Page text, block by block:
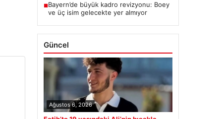
■Bayern’de büyük kadro revizyonu: Boey
ve üç isim gelecekte yer almıyor
Güncel
Ağustos 6, 2026